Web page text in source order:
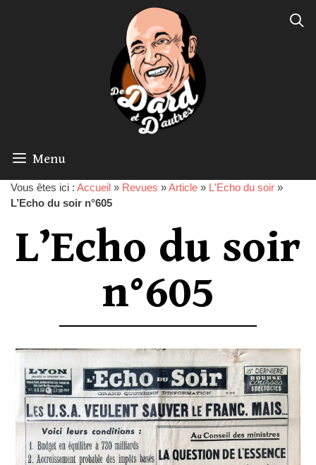
Menu
Vous êtes ici : Accueil » Revues »Article » L'Echo du soir »
L’Echo du soir n°605
L’Echo du soir
n°605